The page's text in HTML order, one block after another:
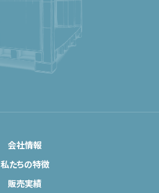
会社情報
私たちの特徴
販売実績